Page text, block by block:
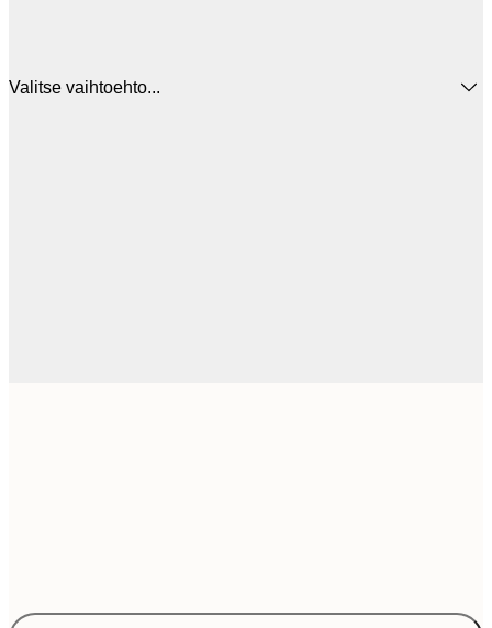
Valitse vaihtoehto...